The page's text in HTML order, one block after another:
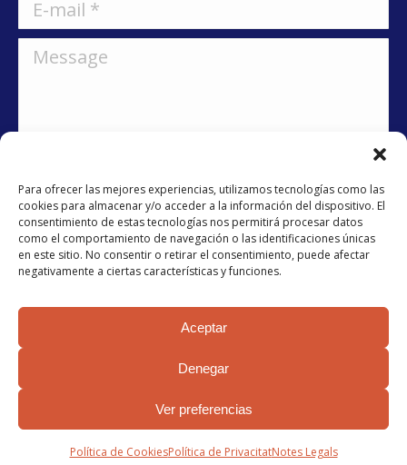
Para ofrecer las mejores experiencias, utilizamos tecnologías como las
cookies para almacenar y/o acceder a la información del dispositivo. El
consentimiento de estas tecnologías nos permitirá procesar datos
como el comportamiento de navegación o las identificaciones únicas
en este sitio. No consentir o retirar el consentimiento, puede afectar
negativamente a ciertas características y funciones.
Aceptar
Denegar
Ver preferencias
Política de CookiesPolítica de PrivacitatNotes Legals
He llegit i accepto lapolítica de privacitat
© 2024 AFAPAC